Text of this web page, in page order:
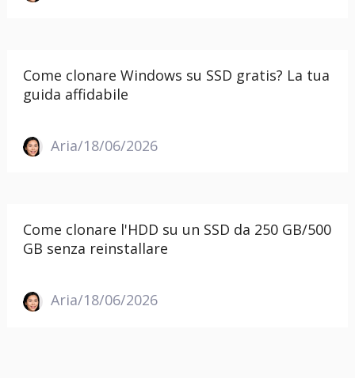
Come clonare Windows su SSD gratis? La tua
guida affidabile
Aria/18/06/2026
Come clonare l'HDD su un SSD da 250 GB/500
GB senza reinstallare
Aria/18/06/2026